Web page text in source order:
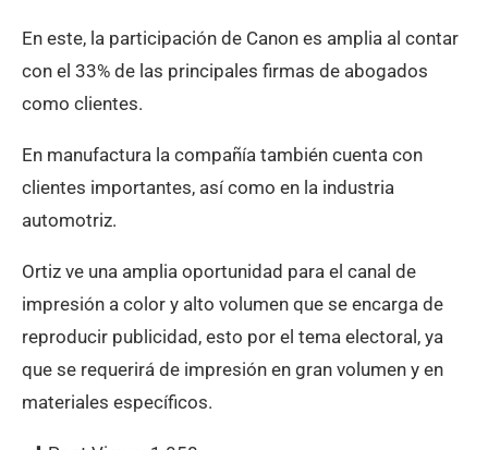
En este, la participación de Canon es amplia al contar
con el 33% de las principales firmas de abogados
como clientes.
En manufactura la compañía también cuenta con
clientes importantes, así como en la industria
automotriz.
Ortiz ve una amplia oportunidad para el canal de
impresión a color y alto volumen que se encarga de
reproducir publicidad, esto por el tema electoral, ya
que se requerirá de impresión en gran volumen y en
materiales específicos.